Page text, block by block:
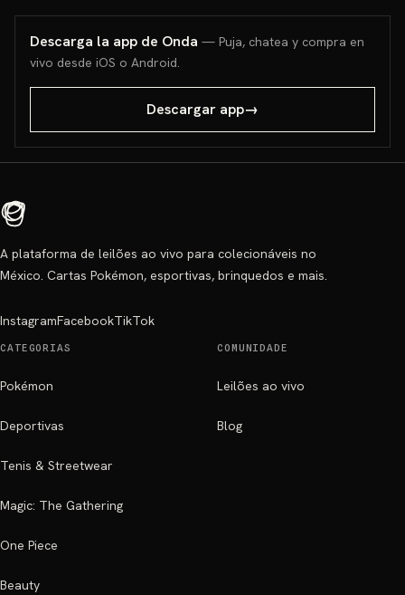
Descarga la app de Onda — Puja, chatea y compra en
vivo desde iOS o Android.
Descargar app→
A plataforma de leilões ao vivo para colecionáveis no
México. Cartas Pokémon, esportivas, brinquedos e mais.
InstagramFacebookTikTok
CATEGORIAS
Pokémon
Deportivas
Tenis & Streetwear
Magic: The Gathering
One Piece
Beauty
COMUNIDADE
Leilões ao vivo
Blog